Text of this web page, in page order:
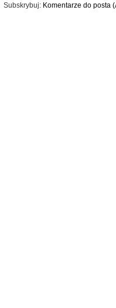
Subskrybuj: Komentarze do posta